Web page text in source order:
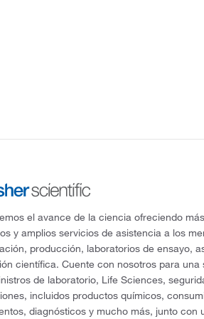
el avance de la ciencia ofreciendo
y amplios servicios de asistencia a los
producción, laboratorios de ensayo,
científica. Cuente con nosotros para una
de laboratorio, Life Sciences,
incluidos productos químicos,
diagnósticos y mucho más, junto con